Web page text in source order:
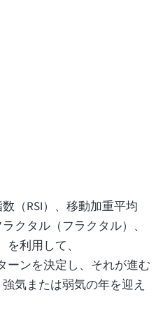
（RSI）、移動加重平均
クタル（フラクタル）、
利用して、
ーンを決定し、それが進む
気または弱気の年を迎え